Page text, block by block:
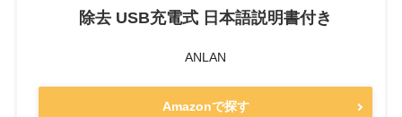
除去 USB充電式 日本語説明書付き
ANLAN
Amazonで探す